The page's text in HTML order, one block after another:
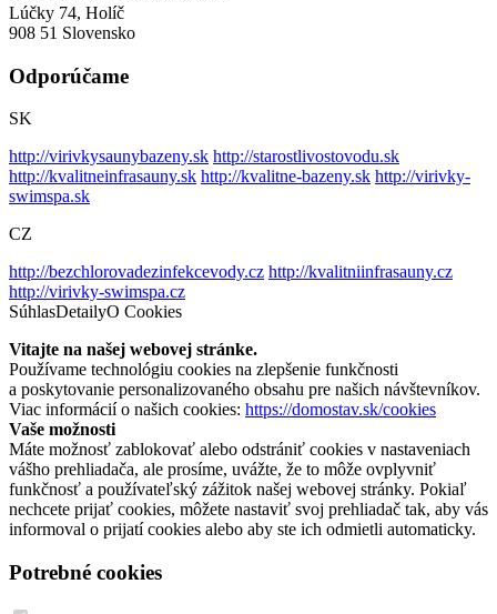
Lúčky 74, Holíč
908 51 Slovensko
Odporúčame
SK
http://virivkysaunybazeny.sk http://starostlivostovodu.sk
http://kvalitneinfrasauny.sk http://kvalitne-bazeny.sk http://virivky-
swimspa.sk
CZ
http://bezchlorovadezinfekcevody.cz http://kvalitniinfrasauny.cz
http://virivky-swimspa.cz
SúhlasDetailyO Cookies
Vitajte na našej webovej stránke.
Používame technológiu cookies na zlepšenie funkčnosti
a poskytovanie personalizovaného obsahu pre našich návštevníkov.
Viac informácií o našich cookies: https://domostav.sk/cookies
Vaše možnosti
Máte možnosť zablokovať alebo odstrániť cookies v nastaveniach
vášho prehliadača, ale prosíme, uvážte, že to môže ovplyvniť
funkčnosť a používateľský zážitok našej webovej stránky. Pokiaľ
nechcete prijať cookies, môžete nastaviť svoj prehliadač tak, aby vás
informoval o prijatí cookies alebo aby ste ich odmietli automaticky.
Potrebné cookies